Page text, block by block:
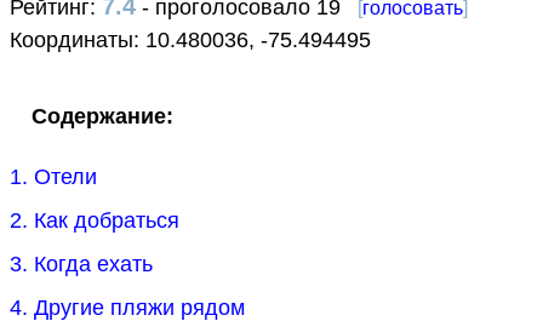
Рейтинг: 7.4 - проголосовало 19 [голосовать]
Координаты: 10.480036, -75.494495
Содержание:
1. Отели
2. Как добраться
3. Когда ехать
4. Другие пляжи рядом